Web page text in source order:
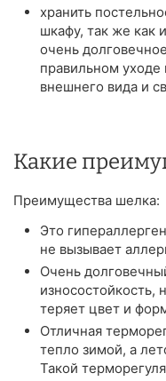
хранить
шкафу, так же как
очень
правильном
внешнего вида и
Какие
Преимущества шелка:
Это
не вызывает
Очень
износостойкость,
теряет цвет и
Отличная
тепло зимой, а
Такой